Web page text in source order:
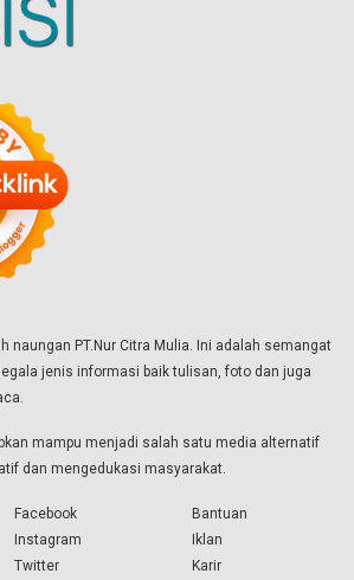
naungan PT.Nur Citra Mulia. Ini adalah semangat
jenis informasi baik tulisan, foto dan juga
mampu menjadi salah satu media alternatif
dan mengedukasi masyarakat.
Facebook
Instagram
Twitter
Bantuan
Iklan
Karir